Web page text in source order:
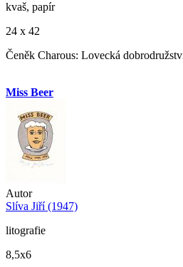
kvaš, papír
24 x 42
Čeněk Charous: Lovecká
Miss Beer
Autor
Slíva Jiří (1947)
litografie
8,5x6